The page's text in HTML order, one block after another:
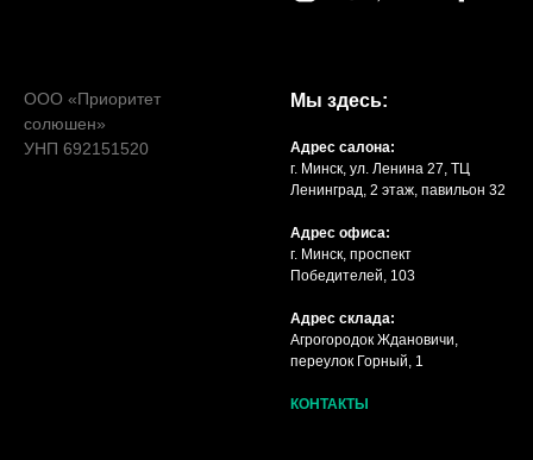
ООО «Приоритет
солюшен»
УНП 692151520
Мы здесь:
Адрес салона:
г. Минск, ул. Ленина 27, ТЦ
Ленинград, 2 этаж, павильон 32
Адрес офиса:
г. Минск, проспект
Победителей, 103
Адрес склада:
Агрогородок Ждановичи,
переулок Горный, 1
КОНТАКТЫ